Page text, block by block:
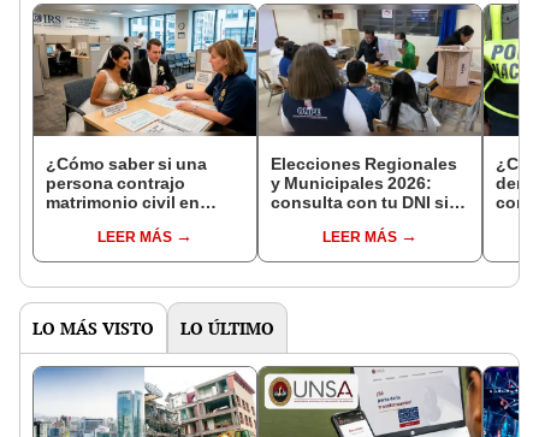
¿Cómo saber si una
persona contrajo
matrimonio civil en
LEER MÁS
Elecciones Regionales
y Municipales 2026:
consulta con tu DNI si
de mesa para este 4 de
octubre en el link oficial
LEER MÁS
con
LO MÁS VISTO LO ÚLTIMO